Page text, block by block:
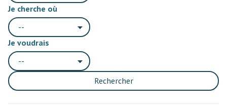
Je cherche où
--
Je voudrais
--
Rechercher